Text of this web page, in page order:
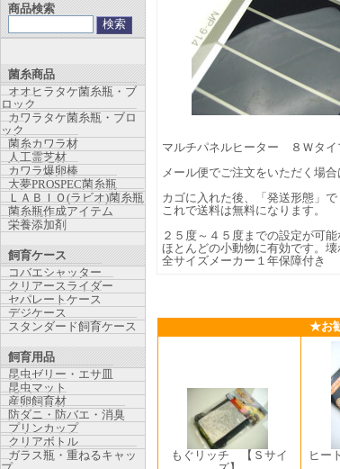
マルチパネルヒーター ８Ｗタイ
メール便でご注文をいただく場
カゴに入れた後、「発送形態」
これで送料は無料になります。
２５度～４５度までの設定が可
ほとんどの小動物に有効です。
全サイズメーカー１年保障付き
★お
もぐリッチ 【Ｓサイ
ヒー
商品検索
菌糸商品
オオヒラタケ菌糸瓶・ブ
ロック
カワラタケ菌糸瓶・ブロ
ック
菌糸カワラ材
人工霊芝材
カワラ爆卵棒
大夢PROSPEC菌糸瓶
ＬＡＢＩＯ(ラビオ)菌糸瓶
菌糸瓶作成アイテム
栄養添加剤
飼育ケース
コバエシャッター
クリアースライダー
セパレートケース
デジケース
スタンダード飼育ケース
飼育用品
昆虫ゼリー・エサ皿
昆虫マット
産卵飼育材
防ダニ・防バエ・消臭
プリンカップ
クリアボトル
ガラス瓶・重ねるキャッ